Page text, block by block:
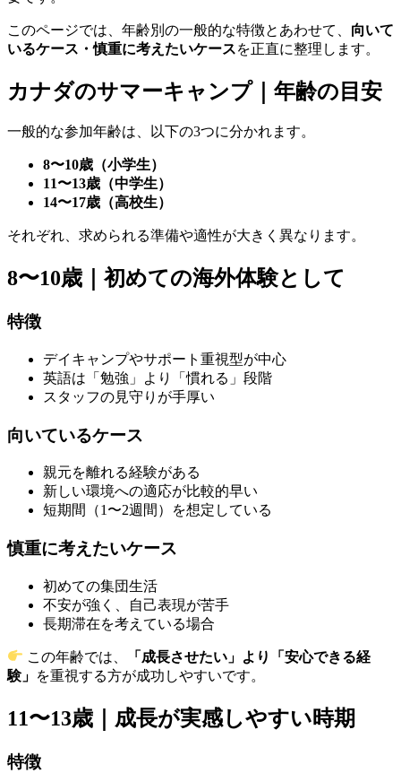
このページでは、年齢別の一般的な特徴とあわせて、 向いて
いるケース・慎重に考えたいケースを正直に整理します。
カナダのサマーキャンプ｜年齢の目安
一般的な参加年齢は、以下の3つに分かれます。
8〜10歳（小学生）
11〜13歳（中学生）
14〜17歳（高校生）
それぞれ、求められる準備や適性が大きく異なります。
8〜10歳｜初めての海外体験として
特徴
デイキャンプやサポート重視型が中心
英語は「勉強」より「慣れる」段階
スタッフの見守りが手厚い
向いているケース
親元を離れる経験がある
新しい環境への適応が比較的早い
短期間（1〜2週間）を想定している
慎重に考えたいケース
初めての集団生活
不安が強く、自己表現が苦手
長期滞在を考えている場合
この年齢では、
「成長させたい」より「安心できる経
験」 を重視する方が成功しやすいです。
11〜13歳｜成長が実感しやすい時期
特徴